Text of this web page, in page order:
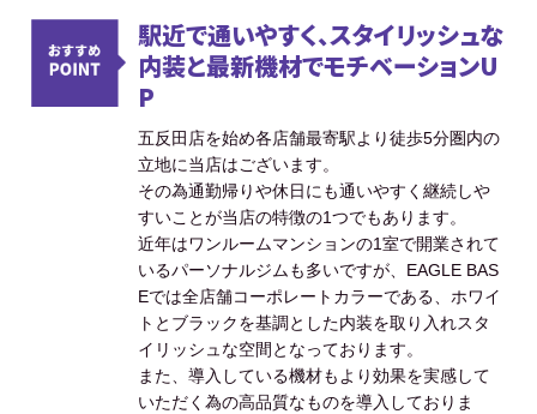
駅近で通いやすく、スタイリッシュな
内装と最新機材でモチベーションU
P
五反田店を始め各店舗最寄駅より徒歩5分圏内の
立地に当店はございます。
その為通勤帰りや休日にも通いやすく継続しや
すいことが当店の特徴の1つでもあります。
近年はワンルームマンションの1室で開業されて
いるパーソナルジムも多いですが、EAGLE BAS
Eでは全店舗コーポレートカラーである、ホワイ
トとブラックを基調とした内装を取り入れスタ
イリッシュな空間となっております。
また、導入している機材もより効果を実感して
いただく為の高品質なものを導入しておりま